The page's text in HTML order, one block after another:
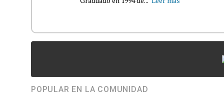
POPULAR EN LA COMUNIDAD